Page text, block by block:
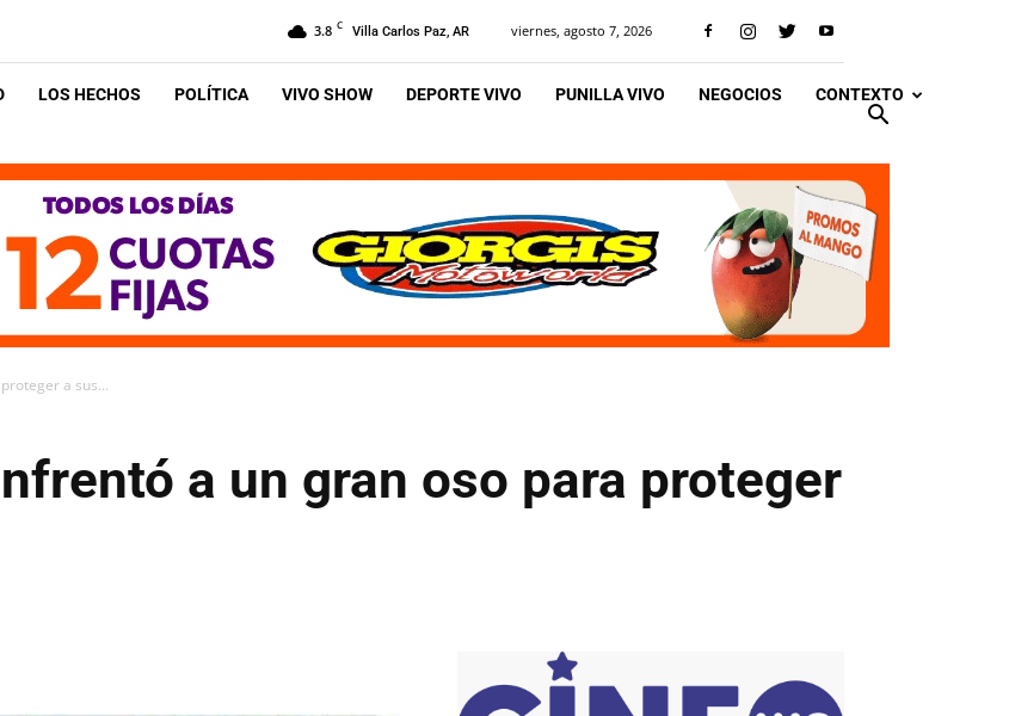
3.8 C Villa Carlos Paz, AR viernes, agosto 7, 2026
LOS HECHOS POLÍTICA VIVO SHOW DEPORTE VIVO PUNILLA VIVO NEGOCIOS CONTEXTO
a sus...
a un gran oso para proteger